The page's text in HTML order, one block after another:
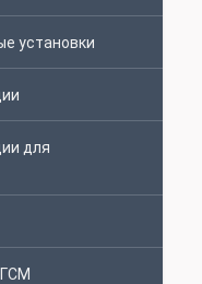
установки
для